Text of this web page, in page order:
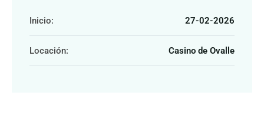
Inicio: 27-02-2026
Locación: Casino de Ovalle